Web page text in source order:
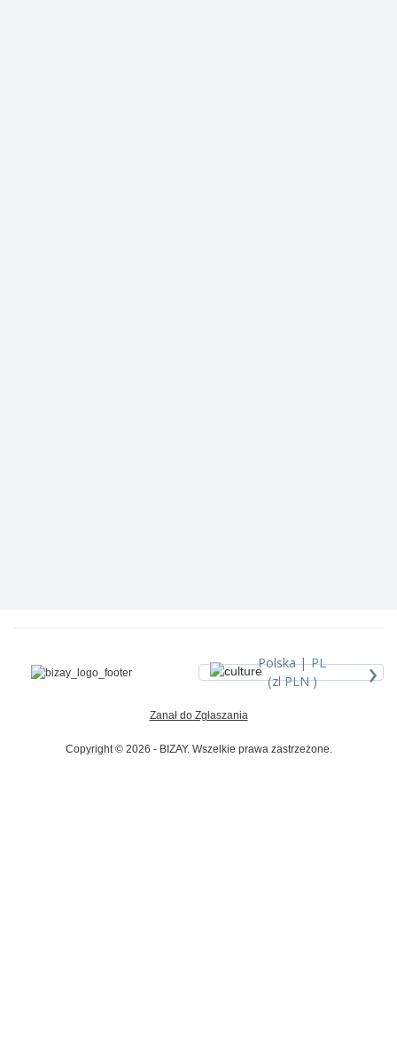
Polska |PL
(zl PLN )
›
Zanał do Zgłaszania
Copyright © 2026 - BIZAY. Wszelkie prawa zastrzeżone.